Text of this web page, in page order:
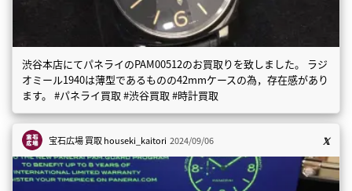
渋谷本店にてパネライのPAM00512のお買取りを致しました。 ラジ
オミール1940は薄型であるものの42mmケースの為，存在感があり
ます。 #パネライ買取 #渋谷買取 #時計買取
宝石広場 買取houseki_kaitori 2024/09/06